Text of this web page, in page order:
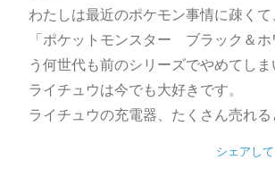
わたしは最近のポケモン事情に疎くて
「ポケットモンスター ブラック＆ホ
う何世代も前のシリーズでやめてしま
ライチュウは今でも大好きです。
ライチュウの充電器、たくさん売れる
シェアし